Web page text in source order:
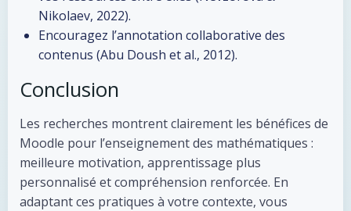
Nikolaev, 2022).
Encouragez l’annotation collaborative des
contenus (Abu Doush et al., 2012).
Conclusion
Les recherches montrent clairement les bénéfices de
Moodle pour l’enseignement des mathématiques :
meilleure motivation, apprentissage plus
personnalisé et compréhension renforcée. En
adaptant ces pratiques à votre contexte, vous